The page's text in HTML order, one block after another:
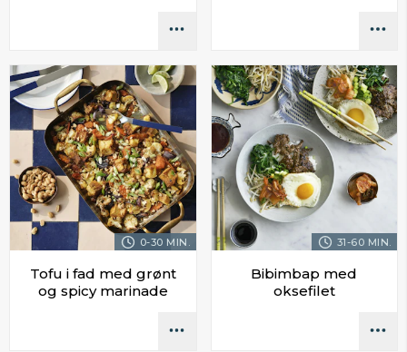
0-30 MIN.
Tofu i fad med grønt
og spicy marinade
31-60 MIN.
Bibimbap med
oksefilet